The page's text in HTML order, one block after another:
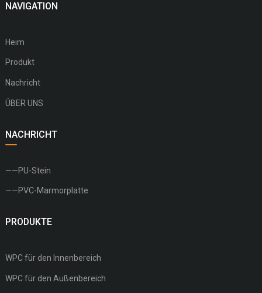
NAVIGATION
Heim
Produkt
Nachricht
ÜBER UNS
NACHRICHT
——PU-Stein
——PVC-Marmorplatte
PRODUKTE
WPC für den Innenbereich
WPC für den Außenbereich